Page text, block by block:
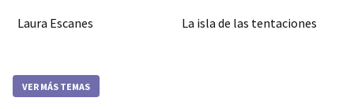
Laura Escanes La isla de las tentaciones
VER MÁS TEMAS